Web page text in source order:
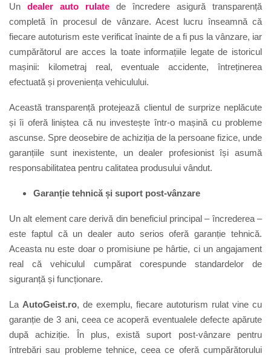
Un dealer auto rulate de încredere asigură transparență
completă în procesul de vânzare. Acest lucru înseamnă că
fiecare autoturism este verificat înainte de a fi pus la vânzare, iar
cumpărătorul are acces la toate informațiile legate de istoricul
mașinii: kilometraj real, eventuale accidente, întreținerea
efectuată și proveniența vehiculului.
Această transparență protejează clientul de surprize neplăcute
și îi oferă liniștea că nu investește într-o mașină cu probleme
ascunse. Spre deosebire de achiziția de la persoane fizice, unde
garanțiile sunt inexistente, un dealer profesionist își asumă
responsabilitatea pentru calitatea produsului vândut.
Garanție tehnică și suport post-vânzare
Un alt element care derivă din beneficiul principal – încrederea –
este faptul că un dealer auto serios oferă garanție tehnică.
Aceasta nu este doar o promisiune pe hârtie, ci un angajament
real că vehiculul cumpărat corespunde standardelor de
siguranță și funcționare.
La AutoGeist.ro, de exemplu, fiecare autoturism rulat vine cu
garanție de 3 ani, ceea ce acoperă eventualele defecte apărute
după achiziție. În plus, există suport post-vânzare pentru
întrebări sau probleme tehnice, ceea ce oferă cumpărătorului